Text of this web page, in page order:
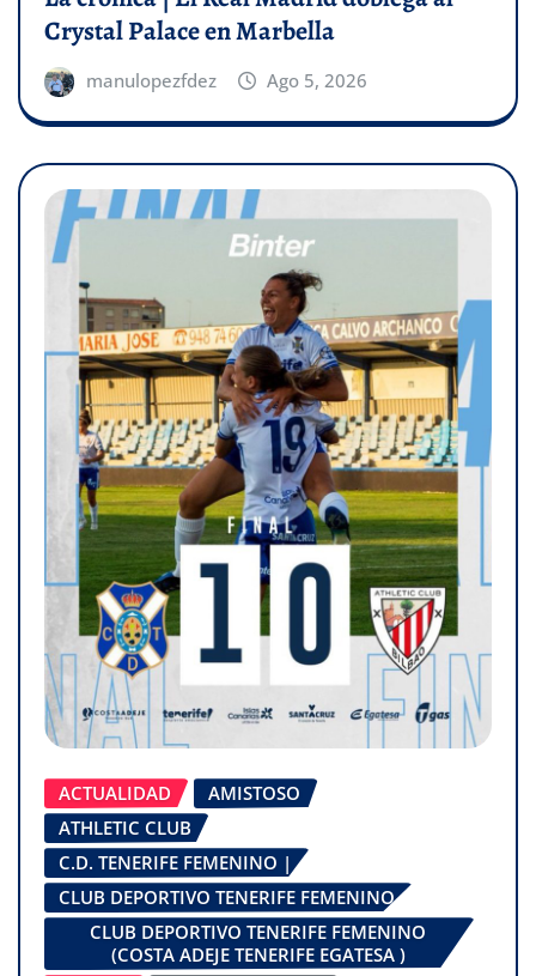
Crystal Palace en Marbella
manulopezfdez Ago 5, 2026
ACTUALIDAD
AMISTOSO
ATHLETIC CLUB
C.D. TENERIFE FEMENINO |
CLUB DEPORTIVO TENERIFE FEMENINO
CLUB DEPORTIVO TENERIFE FEMENINO
(COSTA ADEJE TENERIFE EGATESA )